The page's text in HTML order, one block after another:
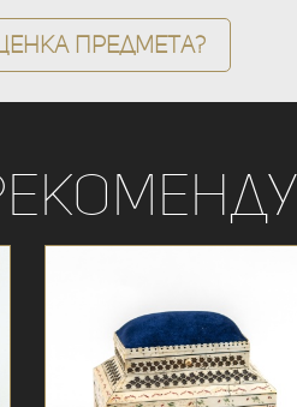
предмета?